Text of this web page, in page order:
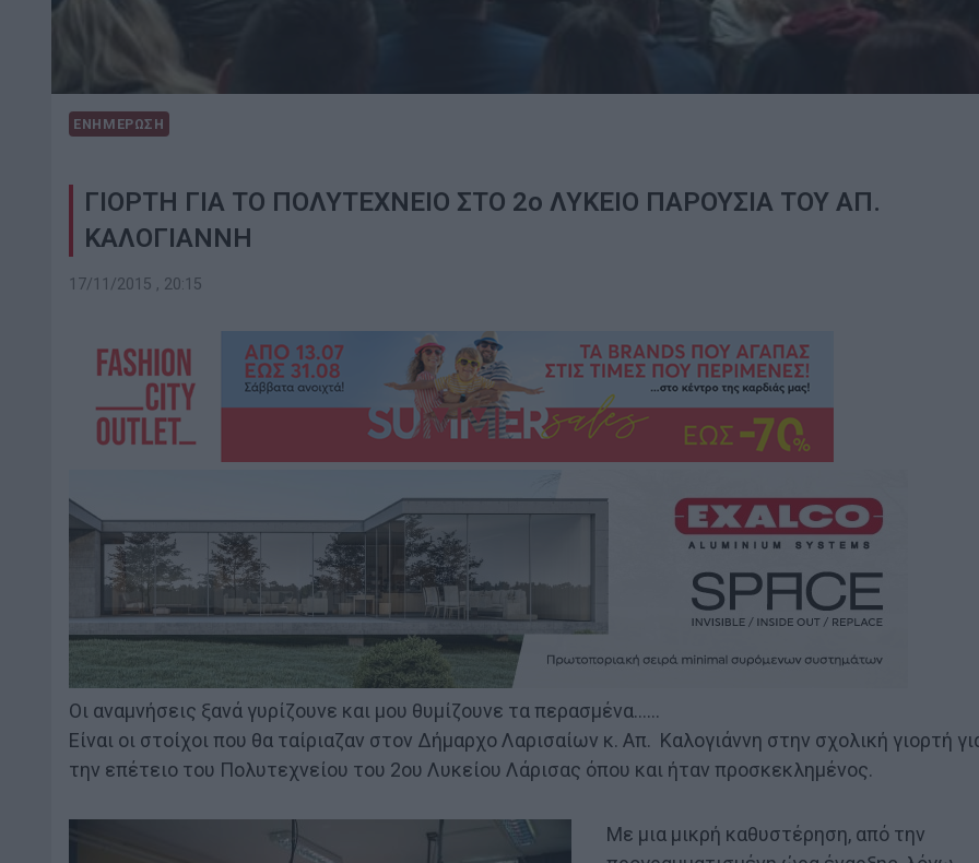
ΕΝΗΜΕΡΩΣΗ
ΓΙΟΡΤΗ ΓΙΑ ΤΟ ΠΟΛΥΤΕΧΝΕΙΟ ΣΤΟ 2ο ΛΥΚΕΙΟ ΠΑΡΟΥΣΙΑ ΤΟΥ ΑΠ.
ΚΑΛΟΓΙΑΝΝΗ
17/11/2015 , 20:15
Οι αναμνήσεις ξανά γυρίζουνε και μου θυμίζουνε τα περασμένα……
Είναι οι στοίχοι που θα ταίριαζαν στον Δήμαρχο Λαρισαίων κ. Απ. Καλογιάννη στην σχολική γιορτή
την επέτειο του Πολυτεχνείου του 2ου Λυκείου Λάρισας όπου και ήταν προσκεκλημένος.
Με μια μικρή καθυστέρηση, από την